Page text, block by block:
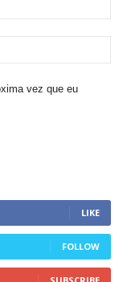
vez que eu
LIKE
FOLLOW